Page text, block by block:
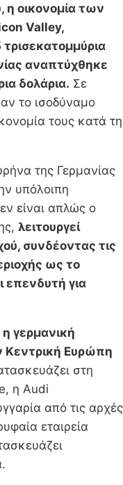
η οικονομία των
Valley,
αναπτύχθηκε
δολάρια. Σε
το ισοδύναμο
τους κατά τη
της Γερμανίας
υπόλοιπη
είναι απλώς ο
λειτουργεί
συνδέοντας τις
ως το
επενδυτή για
η γερμανική
Κεντρική Ευρώπη
στη
η Audi
από τις αρχές
εταιρεία